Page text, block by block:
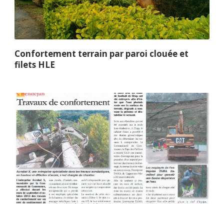
Confortement terrain par paroi clouée et
filets HLE